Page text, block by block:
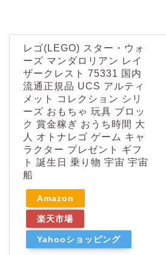
レゴ(LEGO) スター・ウォ
ーズ マンダロリアン レイ
ザークレスト 75331 国内
流通正規品 UCS アルティ
メット コレクション シリ
ーズ おもちゃ 玩具 ブロッ
ク 賞金稼ぎ おうち時間 大
人 オトナレゴ ゲーム キャ
ラクター プレゼント ギフ
ト 誕生日 乗り物 宇宙 宇宙
船
Amazon
楽天市場
Yahooショッピング